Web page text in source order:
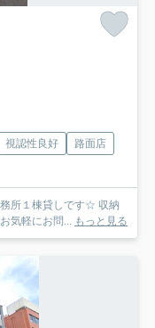
視認性良好
路面店
所１棟貸しです☆ 収納
気軽にお問... もっと見る